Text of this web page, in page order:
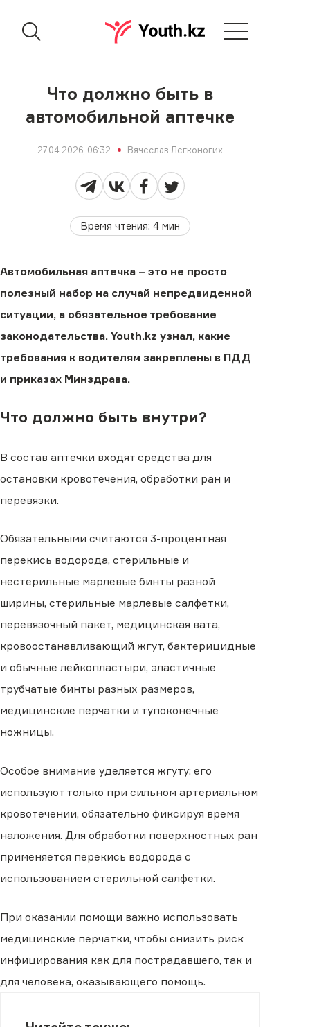
Что должно быть в
автомобильной аптечке
27.04.2026, 06:32 Вячеслав Легконогих
Время чтения: 4мин
Автомобильная аптечка – это не просто
полезный набор на случай непредвиденной
ситуации, а обязательное требование
законодательства. Youth.kz узнал, какие
требования к водителям закреплены в ПДД
и приказах Минздрава.
Что должно быть внутри?
В состав аптечки входят средства для
остановки кровотечения, обработки ран и
перевязки.
Обязательными считаются 3-процентная
перекись водорода, стерильные и
нестерильные марлевые бинты разной
ширины, стерильные марлевые салфетки,
перевязочный пакет, медицинская вата,
кровоостанавливающий жгут, бактерицидные
и обычные лейкопластыри, эластичные
трубчатые бинты разных размеров,
медицинские перчатки и тупоконечные
ножницы.
Особое внимание уделяется жгуту: его
используют только при сильном артериальном
кровотечении, обязательно фиксируя время
наложения. Для обработки поверхностных ран
применяется перекись водорода с
использованием стерильной салфетки.
При оказании помощи важно использовать
медицинские перчатки, чтобы снизить риск
инфицирования как для пострадавшего, так и
для человека, оказывающего помощь.